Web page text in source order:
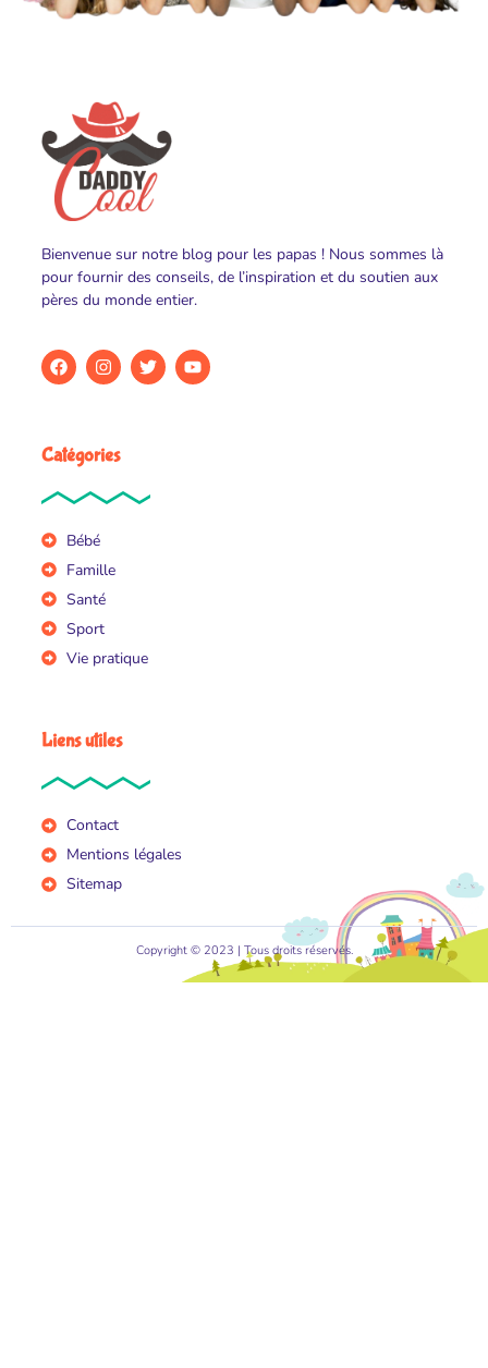
Bienvenue sur notre blog pour les papas ! Nous sommes là
pour fournir des conseils, de l’inspiration et du soutien aux
pères du monde entier.
Catégories
Bébé
Famille
Santé
Sport
Vie pratique
Liens utiles
Contact
Mentions légales
Sitemap
Copyright © 2023 | Tous droits réservés.